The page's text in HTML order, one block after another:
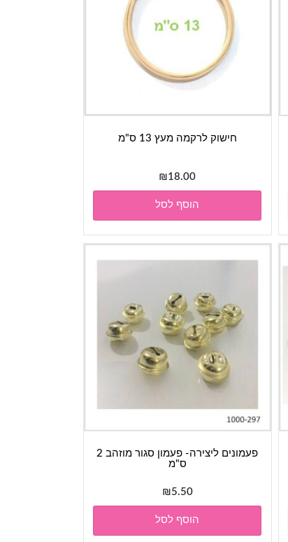
חישוק לרקמה מעץ 13 ס"מ
₪18.00
הוסף לסל
פעמונים ליצירה- פעמון סגור מוזהב 2
ס"מ
₪5.50
הוסף לסל